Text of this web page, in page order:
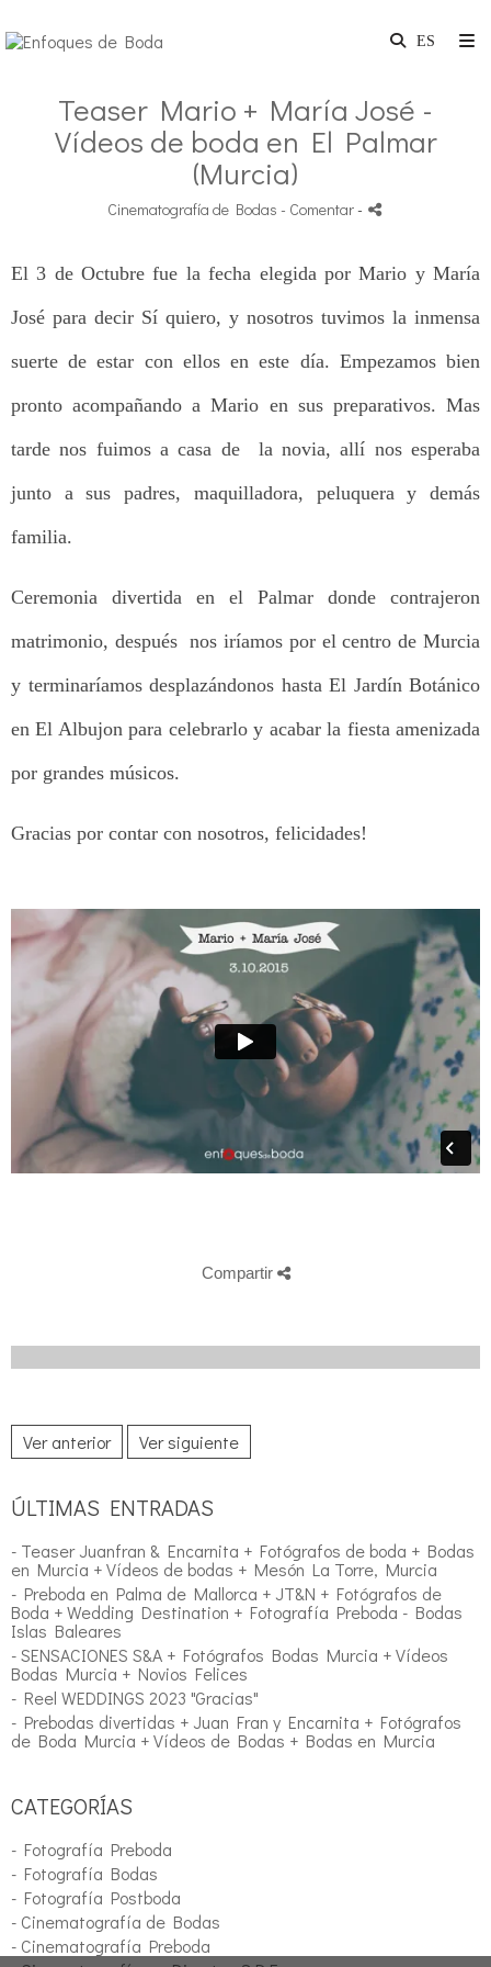
Teaser Mario + María José -
Vídeos de boda en El Palmar
(Murcia)
Cinematografía de Bodas - Comentar-
El 3 de Octubre fue la fecha elegida por Mario y María
José para decir Sí quiero, y nosotros tuvimos la inmensa
suerte de estar con ellos en este día. Empezamos bien
pronto acompañando a Mario en sus preparativos. Mas
tarde nos fuimos a casa de la novia, allí nos esperaba
junto a sus padres, maquilladora, peluquera y demás
familia.
Ceremonia divertida en el Palmar donde contrajeron
matrimonio, después nos iríamos por el centro de Murcia
y terminaríamos desplazándonos hasta El Jardín Botánico
en El Albujon para celebrarlo y acabar la fiesta amenizada
por grandes músicos.
Gracias por contar con nosotros, felicidades!
Compartir
Ver anterior Ver siguiente
ÚLTIMAS ENTRADAS
- Teaser Juanfran & Encarnita + Fotógrafos de boda + Bodas
en Murcia + Vídeos de bodas + Mesón La Torre, Murcia
- Preboda en Palma de Mallorca + JT&N + Fotógrafos de
Boda + Wedding Destination + Fotografía Preboda - Bodas
Islas Baleares
- SENSACIONES S&A + Fotógrafos Bodas Murcia + Vídeos
Bodas Murcia + Novios Felices
- Reel WEDDINGS 2023 "Gracias"
- Prebodas divertidas + Juan Fran y Encarnita + Fotógrafos
de Boda Murcia + Vídeos de Bodas + Bodas en Murcia
CATEGORÍAS
- Fotografía Preboda
- Fotografía Bodas
- Fotografía Postboda
- Cinematografía de Bodas
- Cinematografía Preboda